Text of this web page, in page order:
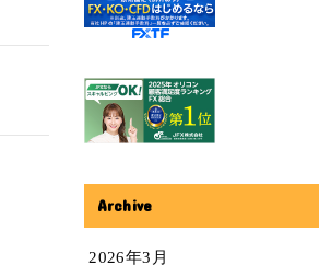
Archive
2026年3月